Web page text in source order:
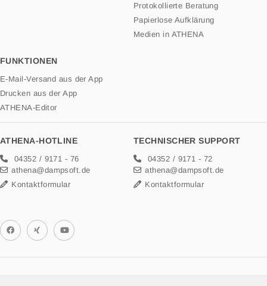
Protokollierte Beratung
Papierlose Aufklärung
Medien in ATHENA
FUNKTIONEN
E-Mail-Versand aus der App
Drucken aus der App
ATHENA-Editor
ATHENA-HOTLINE
04352 / 9171 - 76
athena@dampsoft.de
Kontaktformular
TECHNISCHER SUPPORT
04352 / 9171 - 72
athena@dampsoft.de
Kontaktformular